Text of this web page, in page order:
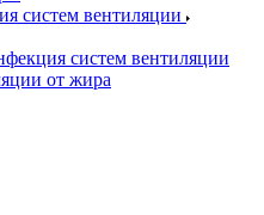
систем вентиляции
систем вентиляции
от жира